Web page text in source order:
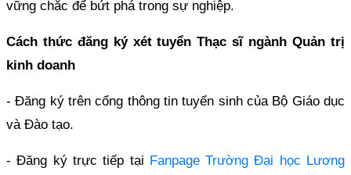
vững chắc để bứt phá trong sự nghiệp.
Cách thức đăng ký xét tuyển Thạc sĩ ngành Quản trị
kinh doanh
- Đăng ký trên cổng thông tin tuyển sinh của Bộ Giáo dục
và Đào tạo.
- Đăng ký trực tiếp tại Fanpage Trường Đại học Lương